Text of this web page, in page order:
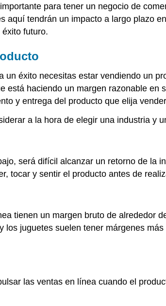
para tener un negocio de
aquí tendrán un impacto a largo plazo
futuro.
un éxito necesitas estar vendiendo un
está haciendo un margen razonable
y entrega del producto que elija
a la hora de elegir una industria y
será difícil alcanzar un retorno de la
tocar y sentir el producto antes de
tienen un margen bruto de alrededor
los juguetes suelen tener márgenes
las ventas en línea cuando el